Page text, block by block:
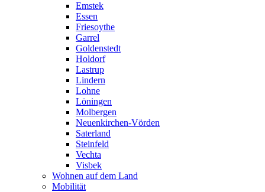
Emstek
Essen
Friesoythe
Garrel
Goldenstedt
Holdorf
Lastrup
Lindern
Lohne
Löningen
Molbergen
Neuenkirchen-Vörden
Saterland
Steinfeld
Vechta
Visbek
Wohnen auf dem Land
Mobilität